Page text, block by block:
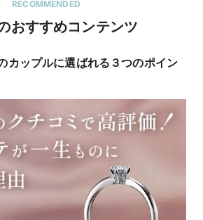
RECOMMENDED
おすすめコンテンツ
カップルに選ばれる３つのポイン